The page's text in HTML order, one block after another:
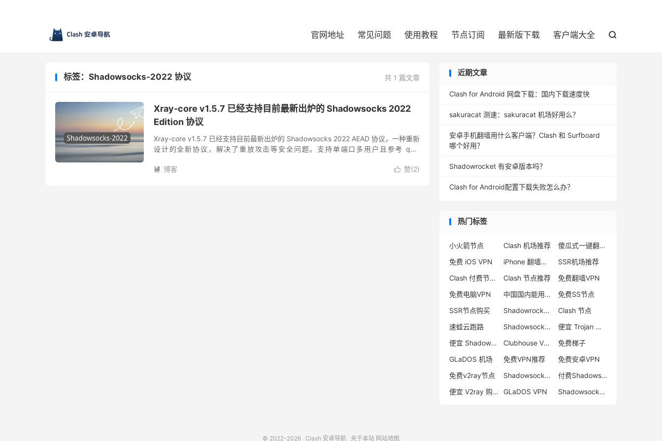
官网地址 常见问题 使用教程 节点订阅 最新版下载 客户端大全 
共 1 篇文章
标签：Shadowsocks-2022 协议
Xray-core v1.5.7 已经支持目前最新出炉的 Shadowsocks 2022
Edition 协议
Xray-core v1.5.7 已经支持目前最新出炉的 Shadowsocks 2022 AEAD 协议，一种重新
设计的全新协议，解决了重放攻击等安全问题。支持单端口多用户且参考 quic
 赞(2)
 博客
近期文章
Clash for Android 网盘下载：国内下载速度快
sakuracat 测速：sakuracat 机场好用么？
安卓手机翻墙用什么客户端？Clash 和 Surfboard
哪个好用？
Shadowrocket 有安卓版本吗？
Clash for Android配置下载失败怎么办？
热门标签
小火箭节点 Clash 机场推荐
傻瓜式一键翻墙VPN客户端
免费 iOS VPN
iPhone 翻墙代理软件
SSR机场推荐
Clash 付费节点购买
Clash 节点推荐
免费翻墙VPN
免费电脑VPN
中国国内能用的翻墙VPN推荐
免费SS节点
SSR节点购买
Shadowrocket 地址
Clash 节点
速蛙云跑路
Shadowsocks 付费节点
便宜 Trojan 购买
便宜 Shadowsocks 购买
Clubhouse VPN
免费梯子
GLaDOS 机场
免费VPN推荐
免费安卓VPN
免费v2ray节点
Shadowsocks 服务器
付费Shadowsocks推荐
便宜 V2ray 购买
GLaDOS VPN Shadowsocks 节点哪里买
© 2022-2026 Clash 安卓导航 关于本站 网站地图